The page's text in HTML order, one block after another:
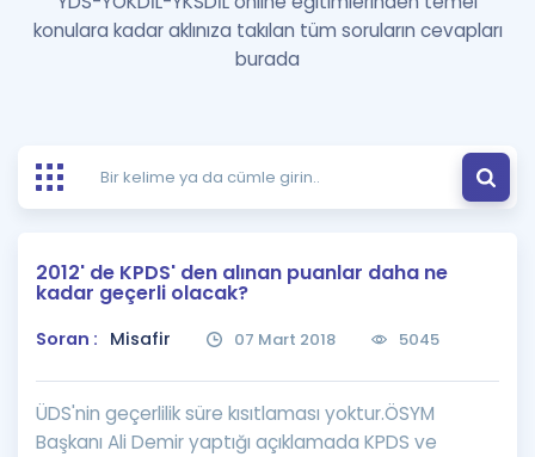
Şifremi Hatırlamıyorum
Ücretsiz Kaynaklar
Puan Hesaplama
Rehberlik Aracı
ÖSYM Sınav Takvimi
Kampanyalar
Blog
İngilizce Gramer
Hakkımızda
konulara kadar aklınıza takılan tüm soruların cevapları
burada
2012' de KPDS' den alınan puanlar daha ne
kadar geçerli olacak?
Soran : Misafir 07 Mart 2018 5045
ÜDS'nin geçerlilik süre kısıtlaması yoktur.ÖSYM
Başkanı Ali Demir yaptığı açıklamada KPDS ve